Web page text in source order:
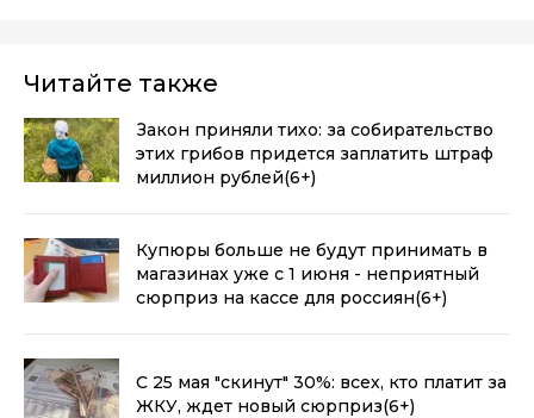
Читайте также
Закон приняли тихо: за собирательство
этих грибов придется заплатить штраф
миллион рублей(6+)
Купюры больше не будут принимать в
магазинах уже с 1 июня - неприятный
сюрприз на кассе для россиян(6+)
С 25 мая "скинут" 30%: всех, кто платит за
ЖКУ, ждет новый сюрприз(6+)